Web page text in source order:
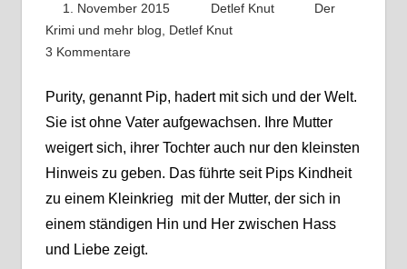
1. November 2015 Detlef Knut
Der
Krimi und mehr blog, Detlef Knut
3 Kommentare
Purity, genannt Pip, hadert mit sich und der Welt.
Sie ist ohne Vater aufgewachsen. Ihre Mutter
weigert sich, ihrer Tochter auch nur den kleinsten
Hinweis zu geben. Das führte seit Pips Kindheit
zu einem Kleinkrieg mit der Mutter, der sich in
einem ständigen Hin und Her zwischen Hass
und Liebe zeigt.